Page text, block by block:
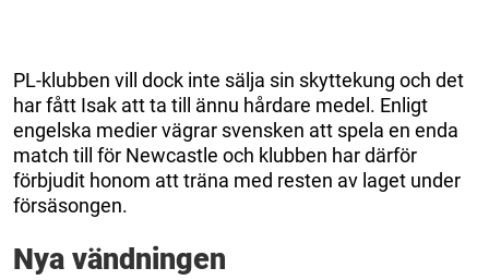
PL-klubben vill dock inte sälja sin skyttekung och det
har fått Isak att ta till ännu hårdare medel. Enligt
engelska medier vägrar svensken att spela en enda
match till för Newcastle och klubben har därför
förbjudit honom att träna med resten av laget under
försäsongen.
Nya vändningen